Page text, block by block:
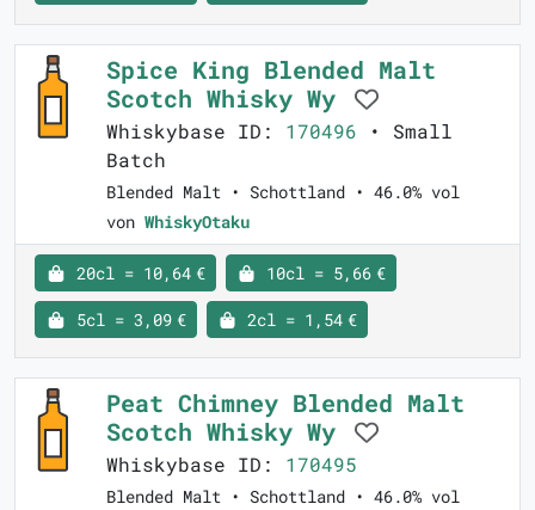
Spice King Blended Malt
Scotch Whisky Wy
Whiskybase ID: 170496 • Small
Batch
Blended Malt • Schottland • 46.0% vol
von WhiskyOtaku
20cl = 10,64 € 10cl = 5,66 €
5cl = 3,09 € 2cl = 1,54 €
Peat Chimney Blended Malt
Scotch Whisky Wy
Whiskybase ID: 170495
Blended Malt • Schottland • 46.0% vol